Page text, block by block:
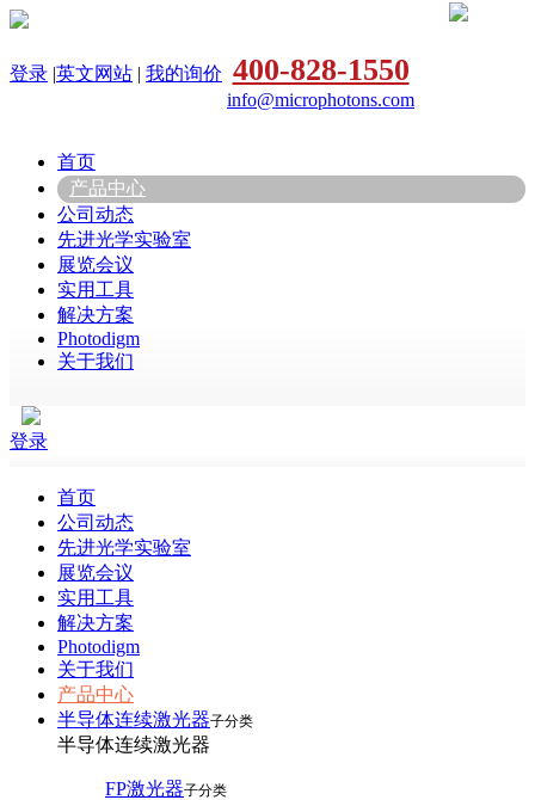
登录 |英文网站 | 我的询价 400-828-1550
info@microphotons.com
首页
产品中心
公司动态
先进光学实验室
展览会议
实用工具
解决方案
Photodigm
关于我们
登录
首页
公司动态
先进光学实验室
展览会议
实用工具
解决方案
Photodigm
关于我们
产品中心
半导体连续激光器子分类
半导体连续激光器
FP激光器子分类